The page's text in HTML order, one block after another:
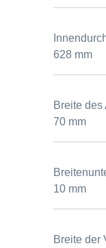
628 mm
Breite des
70 mm
10 mm
Breite der